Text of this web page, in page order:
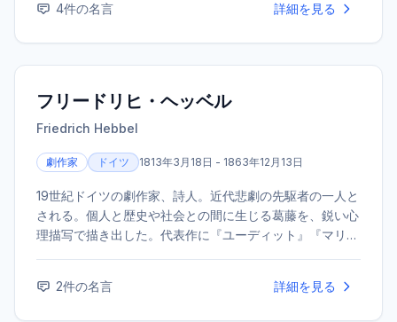
4件の名言 詳細を見る
フリードリヒ・ヘッベル
Friedrich Hebbel
劇作家 ドイツ 1813年3月18日 - 1863年12月13日
19世紀ドイツの劇作家、詩人。近代悲劇の先駆者の一人と
される。個人と歴史や社会との間に生じる葛藤を、鋭い心
理描写で描き出した。代表作に『ユーディット』『マリ
2件の名言 詳細を見る